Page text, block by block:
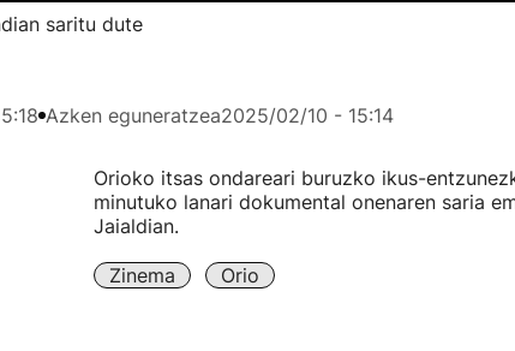
saritu dute
Azken eguneratzea2025/02/10 - 15:14
Orioko itsas ondareari buruzko ikus-
minutuko lanari dokumental onenaren saria
Jaialdian.
Zinema Orio